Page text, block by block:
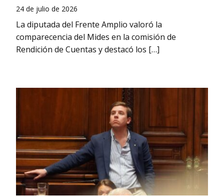
24 de julio de 2026
La diputada del Frente Amplio valoró la
comparecencia del Mides en la comisión de
Rendición de Cuentas y destacó los […]